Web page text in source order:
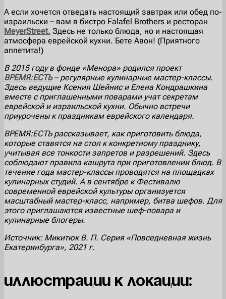
А если хочется отведать настоящий завтрак или обед по-
израильски – вам в бистро Falafel Brothers и ресторан
MeyerStreet. Здесь не только блюда, но и настоящая
атмосфера еврейской кухни. Бете Авон! (Приятного
аппетита!)
В 2015 году в фонде «Менора» родился проект
ВРЕМЯ:ЕСТЬ– регулярные кулинарные мастер-классы.
Здесь ведущие Ксения Шейнис и Елена Кондрашкина
вместе с приглашенными поварами учат секретам
еврейской и израильской кухни. Обычно встречи
приурочены к праздникам еврейского календаря.
ВРЕМЯ:ЕСТЬ рассказывает, как приготовить блюда,
которые ставятся на стол к конкретному празднику,
учитывая все тонкости запретов и разрешений. Здесь
соблюдают правила кашрута при приготовлении блюд. В
течение года мастер-классы проводятся на площадках
кулинарных студий. А в сентябре к Фестивалю
современной еврейской культуры организуется
масштабный мастер-класс, например, битва шефов. Для
этого приглашаются известные шеф-повара и
кулинарные блогеры.
Источник: Микитюк В. П. Серия «Повседневная жизнь
Екатеринбурга», 2021 г.
Иллюстрации к локации: